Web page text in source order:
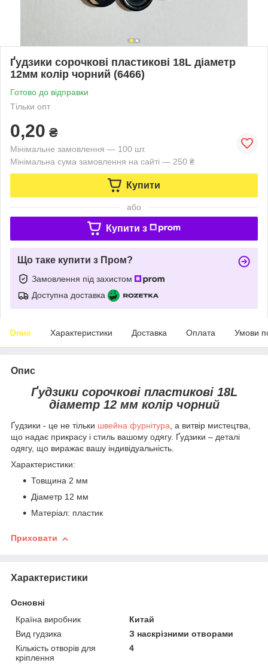
Ґудзики сорочкові пластикові 18L діаметр
12мм колір чорний (6466)
Готово до відправки
Тільки опт
0,20 ₴
Мінімальне замовлення — 100 шт.
Мінімальна сума замовлення на сайті — 250 ₴
Купити
або
Купити з
Що таке купити з Пром?
Замовлення під захистом
Доступна доставка
Опис Характеристики Доставка Оплата Умови
Опис
Ґудзики сорочкові пластикові 18L
діаметр 12 мм колір чорний
Ґудзики - це не тільки швейна фурнітура, а витвір мистецтва,
що надає прикрасу і стиль вашому одягу. Ґудзики – деталі
одягу, що виражає вашу індивідуальність.
Характеристики:
Товщина 2 мм
Діаметр 12 мм
Матеріал: пластик
Приховати
Характеристики
Основні
Країна виробник
Китай
Вид гудзика
З наскрізними отворами
Кількість отворів для
кріплення
4